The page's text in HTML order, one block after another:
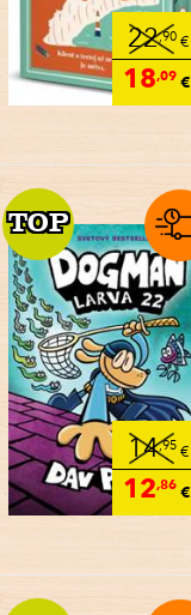
22,90€
18,09€
14,95€
12,86€
TOP
TOP